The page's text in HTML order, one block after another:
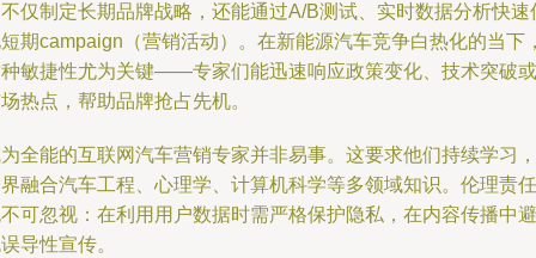
仅制定长期品牌战略，还能通过A/B测试、实时数据分析快速
期campaign（营销活动）。在新能源汽车竞争白热化的当下
敏捷性尤为关键——专家们能迅速响应政策变化、技术突破或
热点，帮助品牌抢占先机。
全能的互联网汽车营销专家并非易事。这要求他们持续学习，
融合汽车工程、心理学、计算机科学等多领域知识。伦理责任
可忽视：在利用用户数据时需严格保护隐私，在内容传播中避
导性宣传。